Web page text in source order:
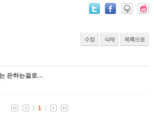
수정 삭제 목록으로